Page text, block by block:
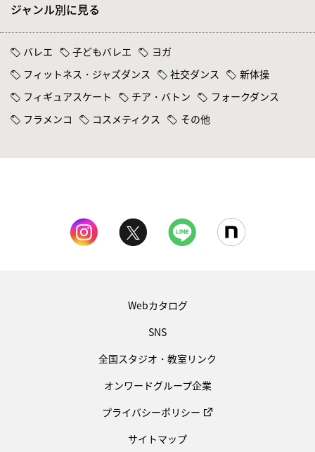
ジャンル別に見る
バレエ 子どもバレエ
ヨガ
フィットネス・ジャズダンス
社交ダンス
新体操
フィギュアスケート
チア・バトン
フォークダンス
フラメンコ
コスメティクス その他
Webカタログ
SNS
全国スタジオ・教室リンク
オンワードグループ企業
プライバシーポリシー
サイトマップ